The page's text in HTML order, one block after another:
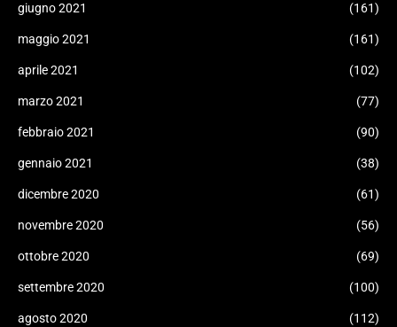
giugno 2021 (161)
maggio 2021 (161)
aprile 2021 (102)
marzo 2021 (77)
febbraio 2021 (90)
gennaio 2021 (38)
dicembre 2020 (61)
novembre 2020 (56)
ottobre 2020 (69)
settembre 2020 (100)
agosto 2020 (112)